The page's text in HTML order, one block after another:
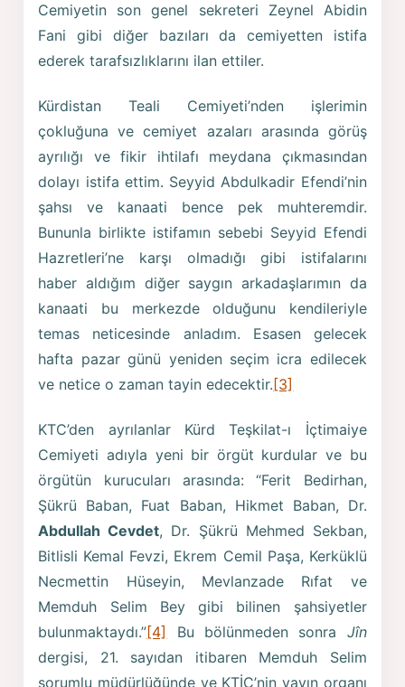
Cemiyetin son genel sekreteri Zeynel Abidin
Fani gibi diğer bazıları da cemiyetten istifa
ederek tarafsızlıklarını ilan ettiler.
Kürdistan Teali Cemiyeti’nden işlerimin
çokluğuna ve cemiyet azaları arasında görüş
ayrılığı ve fikir ihtilafı meydana çıkmasından
dolayı istifa ettim. Seyyid Abdulkadir Efendi’nin
şahsı ve kanaati bence pek muhteremdir.
Bununla birlikte istifamın sebebi Seyyid Efendi
Hazretleri’ne karşı olmadığı gibi istifalarını
haber aldığım diğer saygın arkadaşlarımın da
kanaati bu merkezde olduğunu kendileriyle
temas neticesinde anladım. Esasen gelecek
hafta pazar günü yeniden seçim icra edilecek
ve netice o zaman tayin edecektir.[3]
KTC’den ayrılanlar Kürd Teşkilat-ı İçtimaiye
Cemiyeti adıyla yeni bir örgüt kurdular ve bu
örgütün kurucuları arasında: “Ferit Bedirhan,
Şükrü Baban, Fuat Baban, Hikmet Baban, Dr.
Abdullah Cevdet, Dr. Şükrü Mehmed Sekban,
Bitlisli Kemal Fevzi, Ekrem Cemil Paşa, Kerküklü
Necmettin Hüseyin, Mevlanzade Rıfat ve
Memduh Selim Bey gibi bilinen şahsiyetler
bulunmaktaydı.”[4] Bu bölünmeden sonra Jîn
dergisi, 21. sayıdan itibaren Memduh Selim
sorumlu müdürlüğünde ve KTİC’nin yayın organı